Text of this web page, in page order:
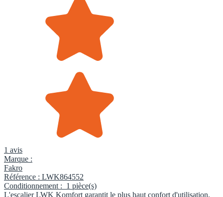
1 avis
Marque :
Fakro
Référence : LWK864552
Conditionnement : 1 pièce(s)
L'escalier LWK Komfort garantit le plus haut confort d'utilisation,